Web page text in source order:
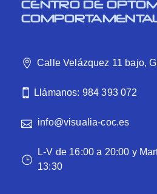
CENTRO DE
Calle Velázquez 11 bajo,
Llámanos: 984 393 072
info@visualia-coc.es
L-V de 16:00 a 20:00 y
13:30